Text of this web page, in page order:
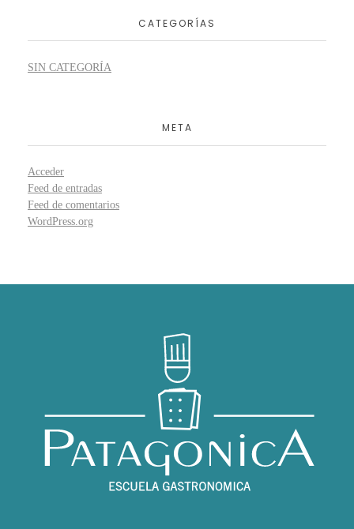
CATEGORÍAS
SIN CATEGORÍA
META
Acceder
Feed de entradas
Feed de comentarios
WordPress.org